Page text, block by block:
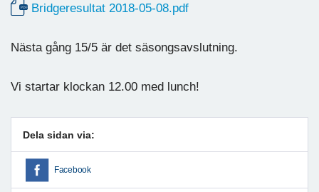
Bridgeresultat 2018-05-08.pdf
Nästa gång 15/5 är det säsongsavslutning.
Vi startar klockan 12.00 med lunch!
Dela sidan via:
Facebook